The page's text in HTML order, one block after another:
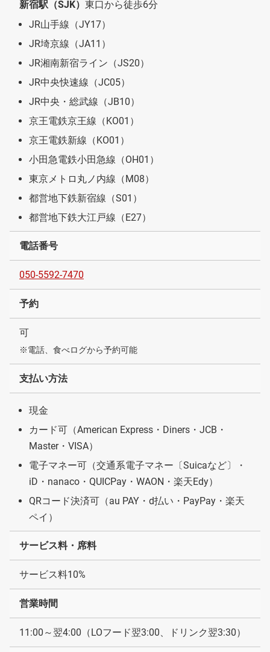
新宿駅（SJK） 東口から徒歩6分
JR山手線（JY17）
JR埼京線（JA11）
JR湘南新宿ライン（JS20）
JR中央快速線（JC05）
JR中央・総武線（JB10）
京王電鉄京王線（KO01）
京王電鉄新線（KO01）
小田急電鉄小田急線（OH01）
東京メトロ丸ノ内線（M08）
都営地下鉄新宿線（S01）
都営地下鉄大江戸線（E27）
電話番号
050-5592-7470
予約
可
※電話、食べログから予約可能
支払い方法
現金
カード可（American Express・Diners・JCB・
Master・VISA）
電子マネー可（交通系電子マネー〔Suicaなど〕・
iD・nanaco・QUICPay・WAON・楽天Edy）
QRコード決済可（au PAY・d払い・PayPay・楽天
ペイ）
サービス料・席料
サービス料10%
営業時間
11:00～翌4:00（LOフード翌3:00、ドリンク翌3:30）